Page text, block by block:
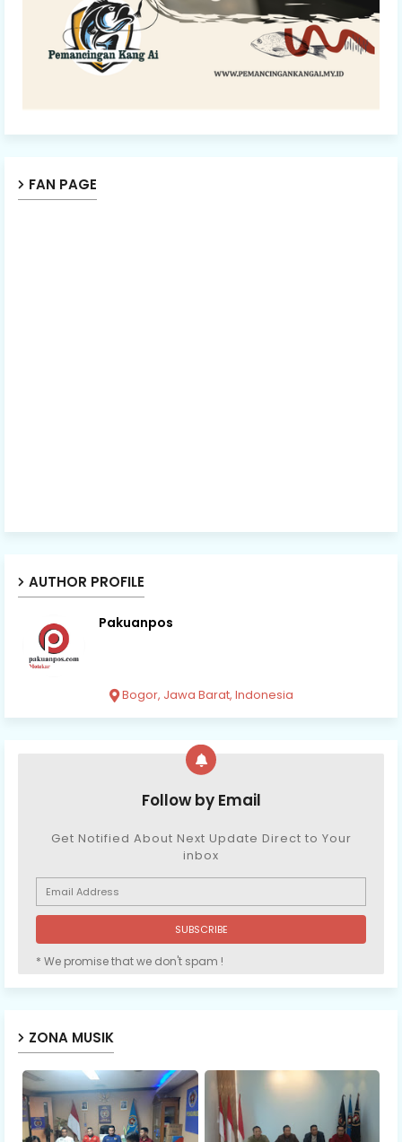
FAN PAGE
AUTHOR PROFILE
Pakuanpos
Bogor, Jawa Barat, Indonesia
Follow by Email
Get Notified About Next Update Direct to Your
inbox
* We promise that we don't spam !
ZONA MUSIK